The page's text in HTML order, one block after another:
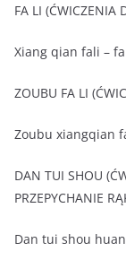
FA LI (ĆWICZENIA
Xiang qian fali –
ZOUBU FA LI
Zoubu xiangqian
DAN TUI SHOU
PRZEPYCHANIE
Dan tui shou